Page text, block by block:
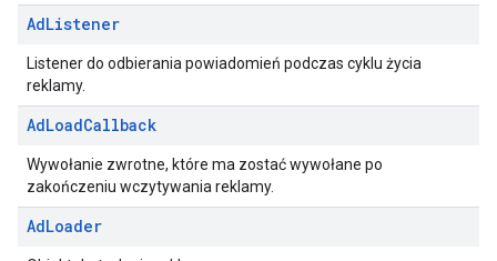
AdListener
Listener do odbierania powiadomień podczas cyklu życia
reklamy.
AdLoadCallback
Wywołanie zwrotne, które ma zostać wywołane po
zakończeniu wczytywania reklamy.
AdLoader